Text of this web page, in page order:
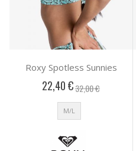
Roxy Spotless Sunnies
22,40 €32,00 €
M/L